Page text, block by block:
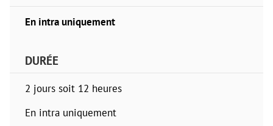
En intra uniquement
DURÉE
2 jours soit 12 heures
En intra uniquement